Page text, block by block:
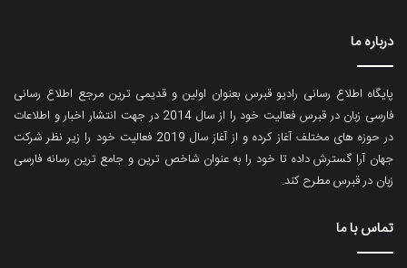
درباره ما
پایگاه اطلاع رسانی رادیو قبرس بعنوان اولین و قدیمی ترین مرجع اطلاع رسانی
فارسی زبان در قبرس فعالیت خود را از سال 2014 در جهت انتشار اخبار و اطلاعات
در حوزه های مختلف آغاز کرده و از آغاز سال 2019 فعالیت خود را زیر نظر شرکت
جهان آرا گسترش داده تا خود را به عنوان شاخص ترین و جامع ترین رسانه فارسی
زبان در قبرس مطرح کند.
تماس با ما